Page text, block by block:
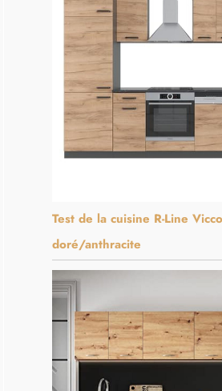
Test de la cuisine R-Line
doré/anthracite